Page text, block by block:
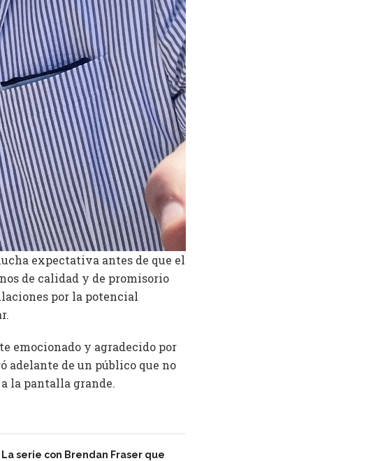
expectativa antes de que el
de calidad y de promisorio
por la potencial
emocionado y agradecido por
adelante de un público que no
la pantalla grande.
La serie con Brendan Fraser que